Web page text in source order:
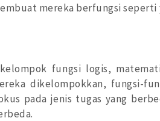
mereka berfungsi
fungsi logis,
dikelompokkan, fungsi-
pada jenis tugas yang